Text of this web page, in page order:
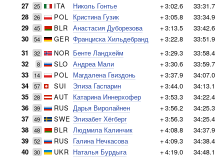
27
25 ITA Николь Гонтье +3:02.6
33:31.7
28
26 POL Кристина Гузик +3:05.8
33:34.9
29
45 BLR Анастасия Дуборезова +3:13.5
33:42.6
30
54 GER Франциска Хильдебранд +3:22.8
33:51.9
31
32 NOR Бенте Ландхейм +3:29.3
33:58.4
32
8 SLO Андреа Мали +3:30.6
33:59.7
33
14 POL Магдалена Гвиздонь +3:37.9
34:07.0
34
57 SUI Элиза Гаспарин +3:44.0
34:13.1
35
28 AUT Катарина Иннерхофер +3:53.3
34:22.4
36
39 RUS Дарья Виролайнен +3:56.2
34:25.3
37
49 SWE Элизабет Хёгберг +3:56.3
34:25.4
38
48 BLR Людмила Калинчик +4:08.8
34:37.9
39
52 RUS Галина Нечкасова +4:09.3
34:38.4
40
30 UKR Наталья Бурдыга +4:19.0
34:48.1